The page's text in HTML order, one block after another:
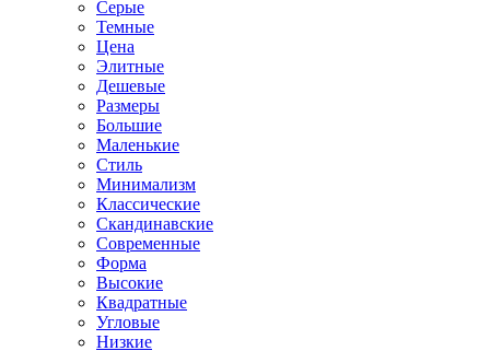
Серые
Темные
Цена
Элитные
Дешевые
Размеры
Большие
Маленькие
Стиль
Минимализм
Классические
Скандинавские
Современные
Форма
Высокие
Квадратные
Угловые
Низкие